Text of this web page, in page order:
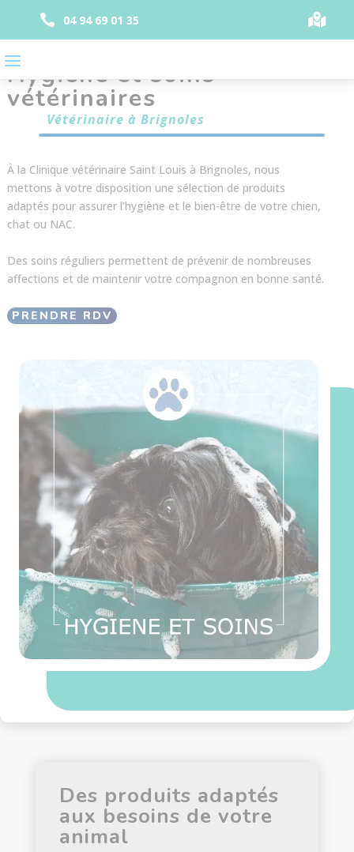
Panneau de gestion des cookies
 04 94 69 01 35 
Hygiène et soins
vétérinaires
Vétérinaire à Brignoles
À la Clinique vétérinaire Saint Louis à Brignoles, nous
mettons à votre disposition une sélection de produits
adaptés pour assurer l’hygiène et le bien-être de votre chien,
chat ou NAC.
Des soins réguliers permettent de prévenir de nombreuses
affections et de maintenir votre compagnon en bonne santé.
PRENDRE RDV
Des produits adaptés
aux besoins de votre
animal